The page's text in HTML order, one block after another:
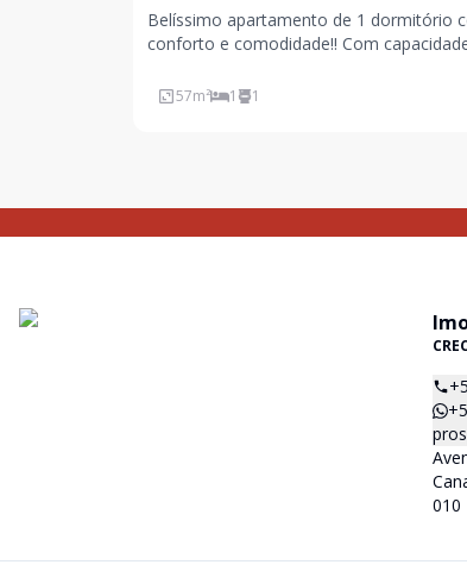
Belíssimo apartamento de 1 dormitório
conforto e comodidade!! Com capacidade para 4
temporada ou moradia. Localizado a
metros do mar, em uma das regiões
57m² 1 1
010